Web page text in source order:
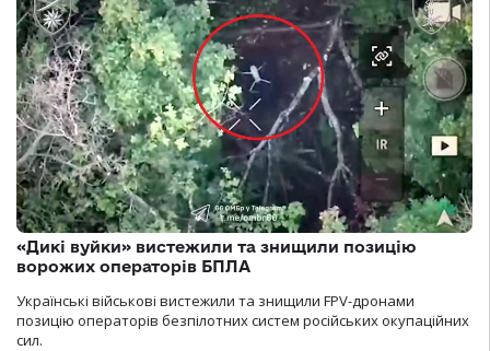
«Дикі вуйки» вистежили та знищили позицію
ворожих операторів БПЛА
Українські військові вистежили та знищили FPV-дронами
позицію операторів безпілотних систем російських окупаційних
сил.